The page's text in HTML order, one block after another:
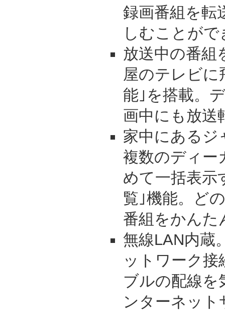
録画番組を転
しむことがで
放送中の番組
屋のテレビに
能｣を搭載。
画中にも放送
家中にあるジ
複数のディー
めて一括表示
覧｣機能。ど
番組をかんた
無線LAN内蔵
ットワーク
ブルの配線を
ンターネット